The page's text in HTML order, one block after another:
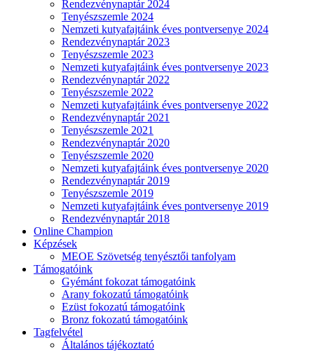
Rendezvénynaptár 2024
Tenyészszemle 2024
Nemzeti kutyafajtáink éves pontversenye 2024
Rendezvénynaptár 2023
Tenyészszemle 2023
Nemzeti kutyafajtáink éves pontversenye 2023
Rendezvénynaptár 2022
Tenyészszemle 2022
Nemzeti kutyafajtáink éves pontversenye 2022
Rendezvénynaptár 2021
Tenyészszemle 2021
Rendezvénynaptár 2020
Tenyészszemle 2020
Nemzeti kutyafajtáink éves pontversenye 2020
Rendezvénynaptár 2019
Tenyészszemle 2019
Nemzeti kutyafajtáink éves pontversenye 2019
Rendezvénynaptár 2018
Online Champion
Képzések
MEOE Szövetség tenyésztői tanfolyam
Támogatóink
Gyémánt fokozat támogatóink
Arany fokozatú támogatóink
Ezüst fokozatú támogatóink
Bronz fokozatú támogatóink
Tagfelvétel
Általános tájékoztató